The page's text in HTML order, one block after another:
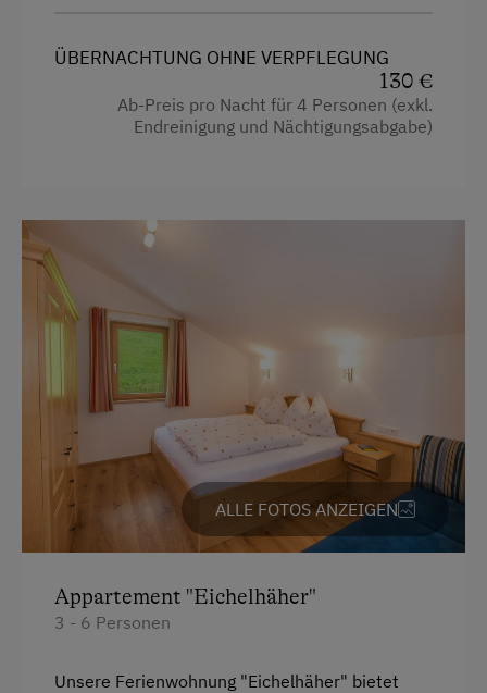
Spielzeug
Spielzimmer
Brötchenservice
Geschirr vorhanden
Kaffeemaschine
Mikrowelle
Geschirrspüler
Terrasse
Verpflegung
Ohne Verpflegung
Mikrowelle mit Backfunktion
Toaster
Küche
Kühlschrank
Neubau
Ausziehcouch
Doppelbett (Queensize)
ÜBERNACHTUNG OHNE VERPFLEGUNG
130 €
Ab-Preis pro Nacht für 4 Personen (exkl.
Endreinigung und Nächtigungsabgabe)
ALLE FOTOS ANZEIGEN
Appartement "Eichelhäher"
3 - 6 Personen
Unsere Ferienwohnung "Eichelhäher" bietet